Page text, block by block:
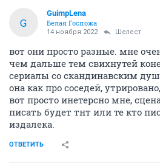
G
GuimpLena
Белая Госпожа
14 ноября 2022 Шелест
вот они просто разные. мне
чем дальше тем свихнутей
сериалы со скандинавским
она как про соседей,
вот просто инетерсно мне,
писать будет тнт или те кто
издалека.
ОТВЕТИТЬ